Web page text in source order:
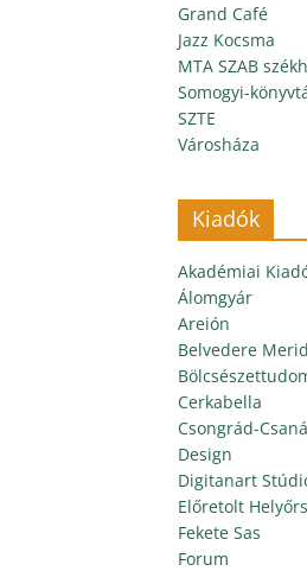
Grand Café
Jazz Kocsma
MTA SZAB
Somogyi-
SZTE
Városháza
Kiadók
Akadémiai
Álomgyár
Areión
Belvedere
Cerkabella
Csongrád-
Design
Digitanart
Előretolt
Fekete Sas
Forum